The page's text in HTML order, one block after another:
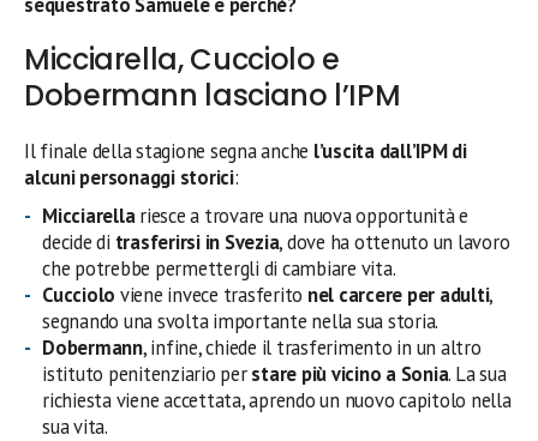
Micciarella, Cucciolo e
Dobermann lasciano l’IPM
Il finale della stagione segna anche l’uscita dall’IPM di
alcuni personaggi storici:
Micciarellariesce a trovare una nuova opportunità e
decide di trasferirsi in Svezia, dove ha ottenuto un lavoro
che potrebbe permettergli di cambiare vita.
Cucciolo viene invece trasferito nel carcere per adulti,
segnando una svolta importante nella sua storia.
Dobermann, infine, chiede il trasferimento in un altro
istituto penitenziario perstare più vicino a Sonia. La sua
richiesta viene accettata, aprendo un nuovo capitolo nella
sua vita.